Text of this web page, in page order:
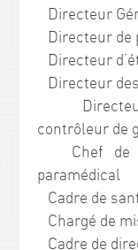
Directeur
Directeur de
Directeur
Directeur
Directeur
contrôleur de
Chef de
paramédical
Cadre de
Chargé de
Cadre de